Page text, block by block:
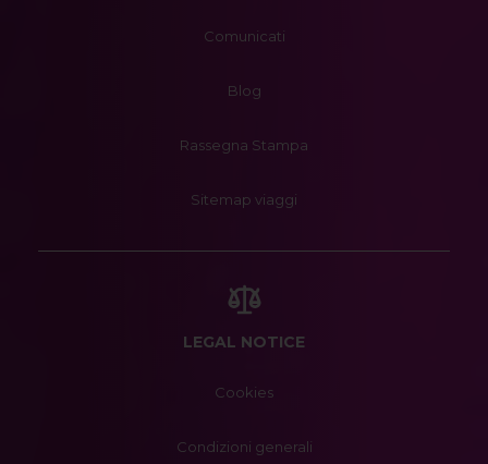
Comunicati
Blog
Rassegna Stampa
Sitemap viaggi
LEGAL NOTICE
Cookies
Condizioni generali